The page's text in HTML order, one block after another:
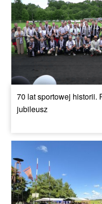
70 lat sportowej historii.
jubileusz